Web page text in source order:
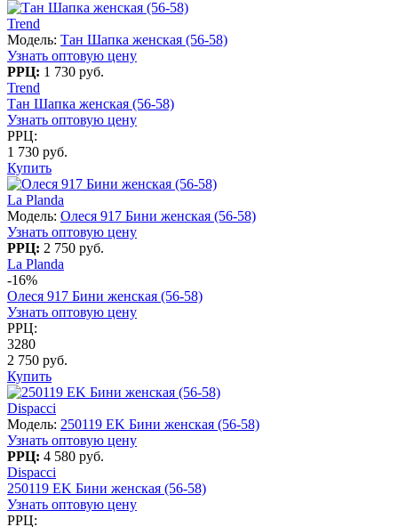
Trend
Модель: Тан Шапка женская (56-58)
Узнать оптовую цену
РРЦ: 1 730 руб.
Trend
Тан Шапка женская (56-58)
Узнать оптовую цену
РРЦ:
1 730 руб.
Купить
La Planda
Модель: Олеся 917 Бини женская (56-58)
Узнать оптовую цену
РРЦ: 2 750 руб.
La Planda
-16%
Олеся 917 Бини женская (56-58)
Узнать оптовую цену
РРЦ:
3280
2 750 руб.
Купить
Dispacci
Модель: 250119 EK Бини женская (56-58)
Узнать оптовую цену
РРЦ: 4 580 руб.
Dispacci
250119 EK Бини женская (56-58)
Узнать оптовую цену
РРЦ: